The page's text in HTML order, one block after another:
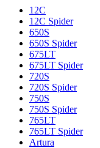
12C
12C Spider
650S
650S Spider
675LT
675LT Spider
720S
720S Spider
750S
750S Spider
765LT
765LT Spider
Artura